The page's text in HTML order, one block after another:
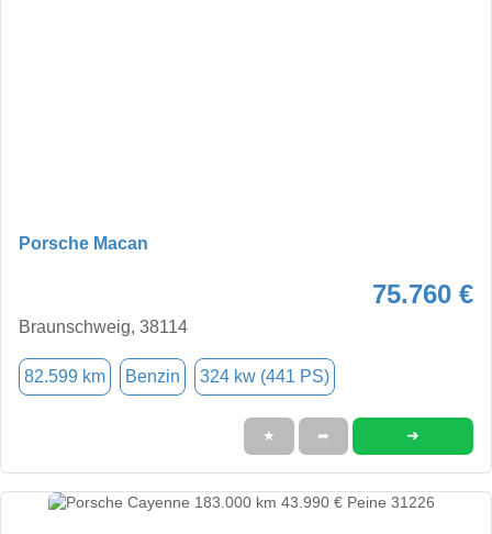
Porsche Macan
75.760 €
Braunschweig, 38114
82.599 km Benzin 324 kw (441 PS)
★ ➦ ➜